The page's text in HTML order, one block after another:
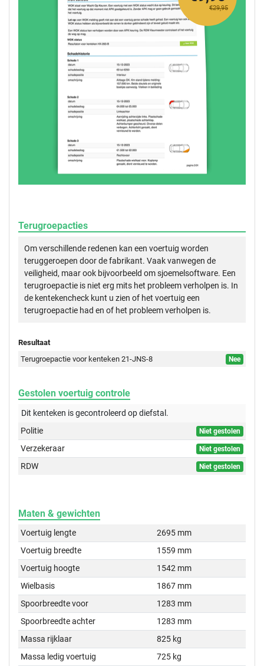
€29,95
Terugroepacties
Om verschillende redenen kan een voertuig worden
teruggeroepen door de fabrikant. Vaak vanwegen de
veiligheid, maar ook bijvoorbeeld om sjoemelsoftware. Een
terugroepactie is niet erg mits het probleem verholpen is. In
de kentekencheck kunt u zien of het voertuig een
terugroepactie had en of het probleem verholpen is.
Resultaat
Terugroepactie voor kenteken 21-JNS-8
Nee
Gestolen voertuig controle
Dit kenteken is gecontroleerd opdiefstal.
Politie
Niet gestolen
Verzekeraar Niet gestolen
RDW Niet gestolen
Maten & gewichten
Voertuig lengte
2695 mm
Voertuig breedte
1559 mm
Voertuig hoogte
1542 mm
Wielbasis
1867 mm
Spoorbreedte voor
1283 mm
Spoorbreedte achter
1283 mm
Massa rijklaar
825 kg
Massa ledig voertuig
725 kg